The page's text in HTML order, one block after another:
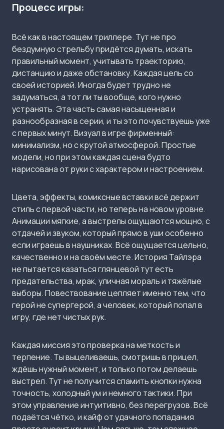
Процесс игры:
Всё как в настоящем триллере. Тут не про
бездумную стрельбу придётся думать, искать
правильный момент, учитывать траекторию,
дистанцию и даже обстановку. Каждая цель со
своей историей. Иногда будет трудно не
задуматься, а тот ли ты вообще, кого нужно
устранять. Эта часть самая насыщенная и
разнообразная в серии, и ты это почувствуешь уже
с первых минут. Визуал в игре фирменный:
минимализм, но с крутой атмосферой. Простые
модели, но при этом каждая сцена будто
нарисована от руки с характером и настроением.
Цвета, эффекты, комиксные вставки всё держит
стиль с первой части, но теперь на новом уровне.
Анимации мягкие, а выстрелы ощущаются мощно, с
отдачей и звуком, который прямо в уши особенно
если играешь в наушниках. Всё ощущается цельно,
качественно и на своём месте. История Тайлэра
не пытается казаться глянцевой тут есть
предательства, мрак, уличная мораль и тяжёлые
выборы. Повествование цепляет именно тем, что
герой не супергерой, а человек, который попал в
игру, где нет чистых рук.
Каждая миссия это проверка на меткость и
терпение. Ты выцеливаешь, смотришь в прицел,
ждёшь нужный момент, и только потом делаешь
выстрел. Тут не получится спамить кнопки нужна
точность, холодный ум и немного тактики. При
этом управление интуитивно, без перегрузов. Всё
подаётся чётко, и кайф от удачного попадания